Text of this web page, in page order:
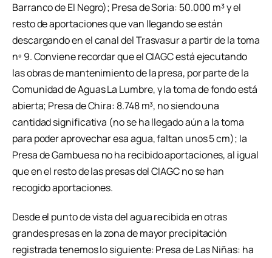
Barranco de El Negro); Presa de Soria: 50.000 m³ y el
resto de aportaciones que van llegando se están
descargando en el canal del Trasvasur a partir de la toma
nº 9. Conviene recordar que el CIAGC está ejecutando
las obras de mantenimiento de la presa, por parte de la
Comunidad de Aguas La Lumbre, y la toma de fondo está
abierta; Presa de Chira: 8.748 m³, no siendo una
cantidad significativa (no se ha llegado aún a la toma
para poder aprovechar esa agua, faltan unos 5 cm); la
Presa de Gambuesa no ha recibido aportaciones, al igual
que en el resto de las presas del CIAGC no se han
recogido aportaciones.
Desde el punto de vista del agua recibida en otras
grandes presas en la zona de mayor precipitación
registrada tenemos lo siguiente: Presa de Las Niñas: ha